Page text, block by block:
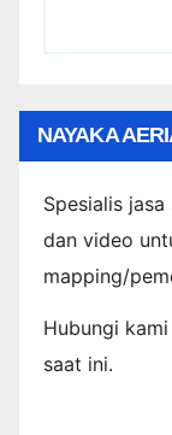
NAYAKA
Spesialis
dan video
mapping/
Hubungi
saat ini.